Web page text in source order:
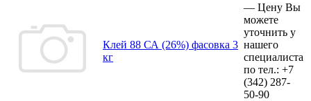
Клей 88 СА (26%) фасовка 3
кг
— Цену Вы
можете
уточнить у
нашего
специалиста
по тел.: +7
(342) 287-
50-90